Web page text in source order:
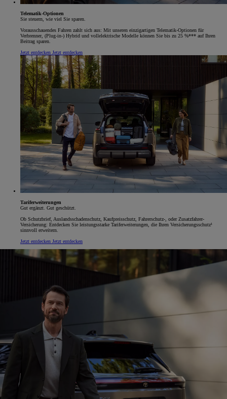
Telematik-Optionen
Sie steuern, wie viel Sie sparen.
Vorausschauendes Fahren zahlt sich aus: Mit unseren einzigartigen Telematik-Optionen für
Verbrenner, (Plug-in-) Hybrid und vollelektrische Modelle können Sie bis zu 25 %*** auf Ihren
Beitrag sparen.
Jetzt entdecken Jetzt entdecken
Tariferweiterungen
Gut ergänzt. Gut geschützt.
Ob Schutzbrief, Auslandsschadenschutz, Kaufpreisschutz, Fahrerschutz-, oder Zusatzfahrer-
Versicherung: Entdecken Sie leistungsstarke Tariferweiterungen, die Ihren Versicherungsschutz¹
sinnvoll erweitern.
Jetzt entdecken Jetzt entdecken